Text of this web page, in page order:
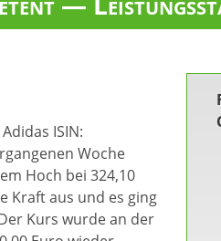
ISIN:
Woche
Hoch bei 324,10
Kraft aus und es ging
Kurs wurde an der